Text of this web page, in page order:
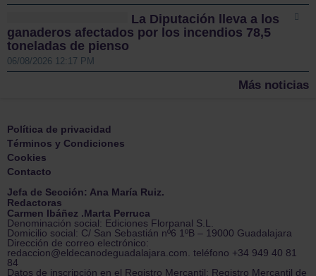
La Diputación lleva a los
ganaderos afectados por los incendios 78,5
toneladas de pienso
06/08/2026 12:17 PM
Más noticias
Política de privacidad
Términos y Condiciones
Cookies
Contacto
Jefa de Sección: Ana María Ruiz.
Redactoras
Carmen Ibáñez .Marta Perruca
Denominación social: Ediciones Florpanal S.L.
Domicilio social: C/ San Sebastián nº6 1ºB – 19000 Guadalajara
Dirección de correo electrónico:
redaccion@eldecanodeguadalajara.com. teléfono +34 949 40 81
84
Datos de inscripción en el Registro Mercantil: Registro Mercantil de